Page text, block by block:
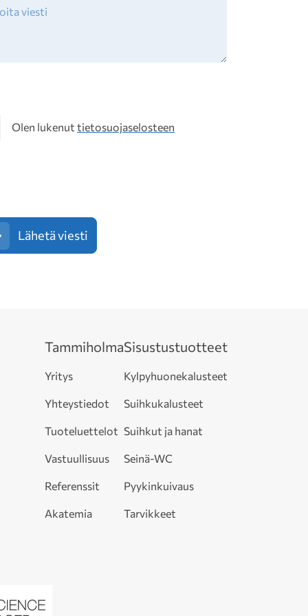
Olen lukenut tietosuojaselosteen
Lähetä viesti
Tammiholma
Yritys
Yhteystiedot
Tuoteluettelot
Vastuullisuus
Referenssit
Akatemia
Sisustustuotteet
Kylpyhuonekalusteet
Suihkukalusteet
Suihkut ja hanat
Seinä-WC
Pyykinkuivaus
Tarvikkeet